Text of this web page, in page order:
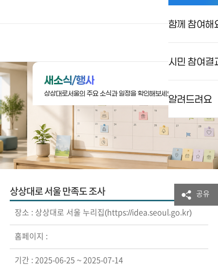
로그인
함께 참여해
시민 참여결
알려드려요
새소식/행사
상상대로서울의 주요 소식과 일정을 확인해보세요.
상상대로 서울 만족도 조사 공유
장소 : 상상대로 서울 누리집(https://idea.seoul.go.kr)
홈페이지 :
기간 : 2025-06-25 ~ 2025-07-14